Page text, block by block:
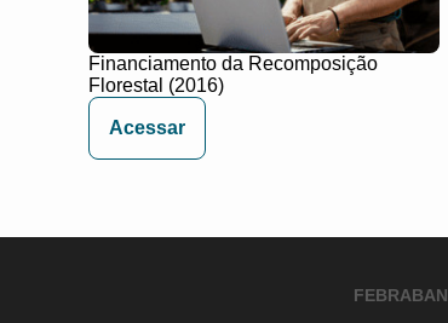
Financiamento da Recomposição
Florestal (2016)
Acessar
FEBRABAN